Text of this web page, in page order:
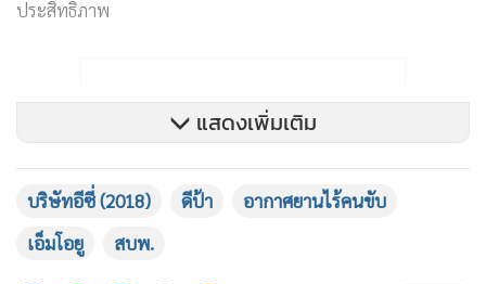
ประสิทธิภาพ
แสดงเพิ่มเติม
บริษัทอีซี่ (2018) ดีป้า
อากาศยานไร้คนขับ
เอ็มโอยู
สบพ.